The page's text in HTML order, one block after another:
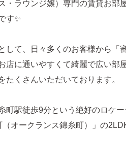
・ラウンジ嬢）専門の賃貸お部
す✨
して、日々多くのお客様から「
店に通いやすくて綺麗で広い部
たくさんいただいております。
町駅徒歩9分という絶好のロケ
オークランス錦糸町）」の